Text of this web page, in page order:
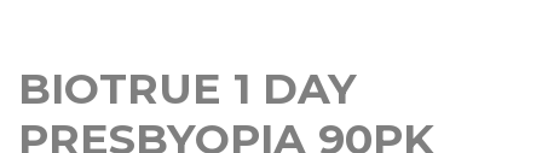
BIOTRUE 1 DAY
PRESBYOPIA 90PK